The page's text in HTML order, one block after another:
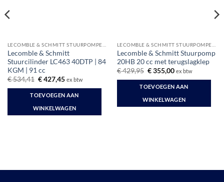
Lecomble & Schmitt
Stuurcilinder LC463 40DTP | 84
KGM | 91 cc
€534,41 Oorspronkelijke
was:
€ 534,41.
€427,45Huidige
is:
€ 427,45.
ex btw
TOEVOEGEN AAN
WINKELWAGEN
Lecomble & Schmitt Stuurpomp
20HB 20 cc met terugslagklep
€429,95 Oorspronkelijke
was:
€ 429,95.
€355,00Huidige
is:
€ 355,00.
ex btw
TOEVOEGEN AAN
WINKELWAGEN